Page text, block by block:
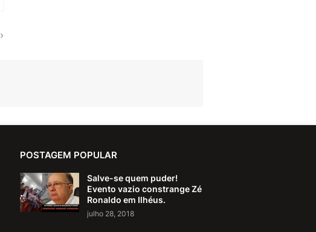
POSTAGEM POPULAR
Salve-se quem puder!
Evento vazio constrange Zé
Ronaldo em Ilhéus.
julho 28, 2018